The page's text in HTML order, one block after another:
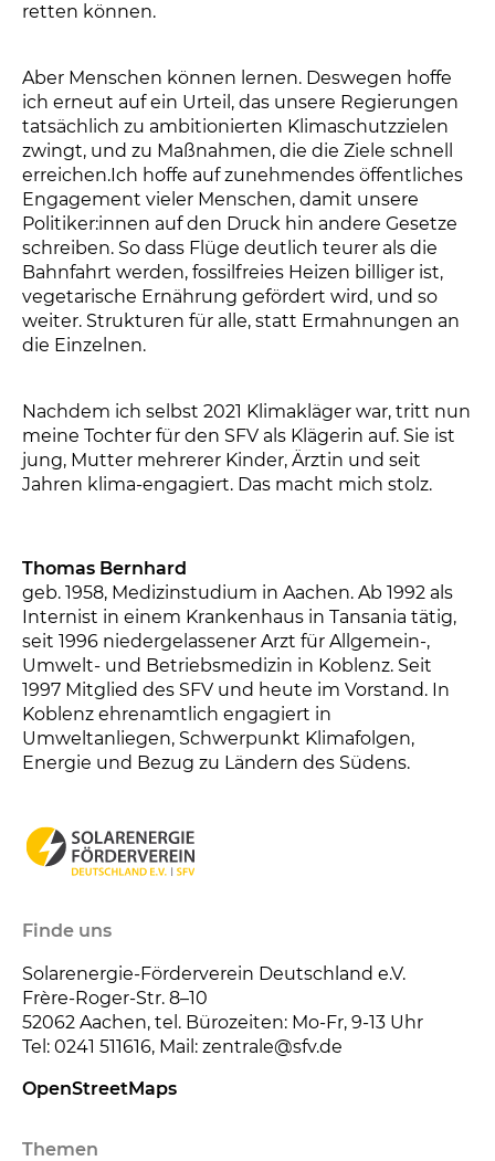
retten können.
Aber Menschen können lernen. Deswegen hoffe
ich erneut auf ein Urteil, das unsere Regierungen
tatsächlich zu ambitionierten Klimaschutzzielen
zwingt, und zu Maßnahmen, die die Ziele schnell
erreichen.Ich hoffe auf zunehmendes öffentliches
Engagement vieler Menschen, damit unsere
Politiker:innen auf den Druck hin andere Gesetze
schreiben. So dass Flüge deutlich teurer als die
Bahnfahrt werden, fossilfreies Heizen billiger ist,
vegetarische Ernährung gefördert wird, und so
weiter. Strukturen für alle, statt Ermahnungen an
die Einzelnen.
Nachdem ich selbst 2021 Klimakläger war, tritt nun
meine Tochter für den SFV als Klägerin auf. Sie ist
jung, Mutter mehrerer Kinder, Ärztin und seit
Jahren klima-engagiert. Das macht mich stolz.
Thomas Bernhard
geb. 1958, Medizinstudium in Aachen. Ab 1992 als
Internist in einem Krankenhaus in Tansania tätig,
seit 1996 niedergelassener Arzt für Allgemein-,
Umwelt- und Betriebsmedizin in Koblenz. Seit
1997 Mitglied des SFV und heute im Vorstand. In
Koblenz ehrenamtlich engagiert in
Umweltanliegen, Schwerpunkt Klimafolgen,
Energie und Bezug zu Ländern des Südens.
Finde uns
Solarenergie-Förderverein Deutschland e.V.
Frère-Roger-Str. 8–10
52062 Aachen, tel. Bürozeiten: Mo-Fr, 9-13 Uhr
Tel: 0241 511616, Mail: zentrale@sfv.de
OpenStreetMaps
Themen